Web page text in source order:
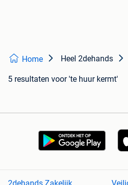
Home Heel 2dehands
5 resultaten voor 'te huur kermt'